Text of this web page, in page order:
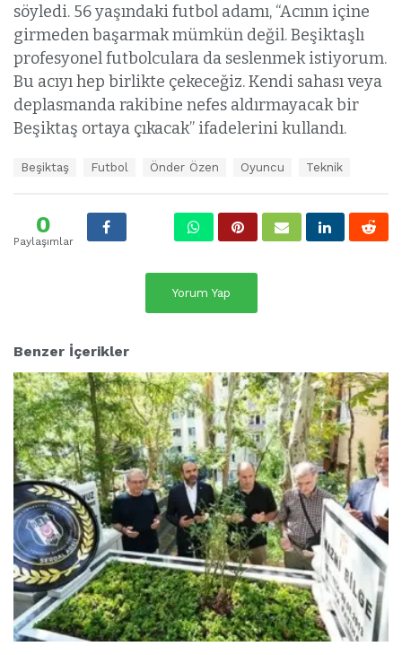
söyledi. 56 yaşındaki futbol adamı, “Acının içine
girmeden başarmak mümkün değil. Beşiktaşlı
profesyonel futbolculara da seslenmek istiyorum.
Bu acıyı hep birlikte çekeceğiz. Kendi sahası veya
deplasmanda rakibine nefes aldırmayacak bir
Beşiktaş ortaya çıkacak” ifadelerini kullandı.
t
Beşiktaş Futbol Önder Özen Oyuncu Teknik
0
Paylaşımlar
Yorum Yap
Benzer İçerikler